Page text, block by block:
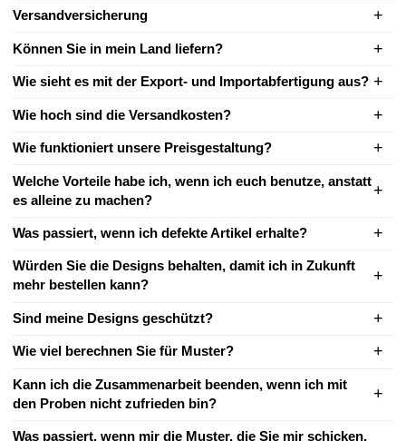
Versandversicherung
Können Sie in mein Land liefern?
Wie sieht es mit der Export- und Importabfertigung aus?
Wie hoch sind die Versandkosten?
Wie funktioniert unsere Preisgestaltung?
Welche Vorteile habe ich, wenn ich euch benutze, anstatt
es alleine zu machen?
Was passiert, wenn ich defekte Artikel erhalte?
Würden Sie die Designs behalten, damit ich in Zukunft
mehr bestellen kann?
Sind meine Designs geschützt?
Wie viel berechnen Sie für Muster?
Kann ich die Zusammenarbeit beenden, wenn ich mit
den Proben nicht zufrieden bin?
Was passiert, wenn mir die Muster, die Sie mir schicken,